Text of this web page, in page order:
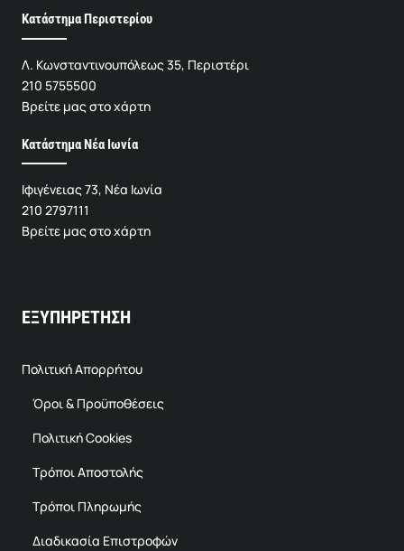
Κατάστημα Περιστερίου
Λ. Κωνσταντινουπόλεως 35, Περιστέρι
210 5755500
Βρείτε μας στο χάρτη
Κατάστημα Νέα Ιωνία
Ιφιγένειας 73, Νέα Ιωνία
210 2797111
Βρείτε μας στο χάρτη
ΕΞΥΠΗΡΕΤΗΣΗ
Πολιτική Απορρήτου
Όροι & Προϋποθέσεις
Πολιτική Cookies
Τρόποι Αποστολής
Τρόποι Πληρωμής
Διαδικασία Επιστροφών